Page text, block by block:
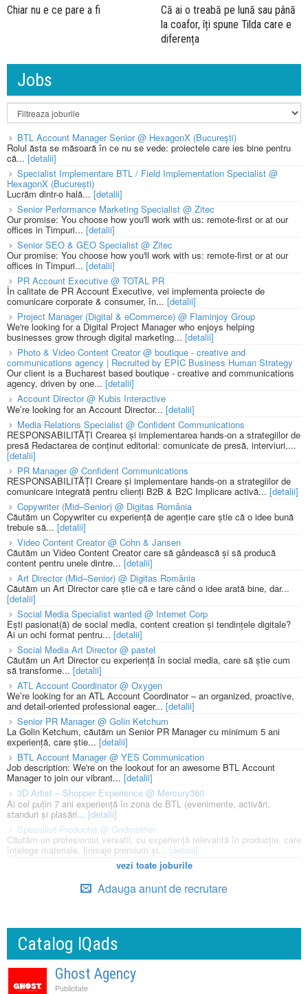
Chiar nu e ce pare a fi
Că ai o treabă pe lună sau până
la coafor, îți spune Tilda care e
diferența
Jobs
BTL Account Manager Senior @ HexagonX (București)
Rolul ăsta se măsoară în ce nu se vede: proiectele care ies bine pentru
că... [detalii]
Specialist Implementare BTL / Field Implementation Specialist @
HexagonX (București)
Lucrăm dintr-o hală...[detalii]
Senior Performance Marketing Specialist @ Zitec
Our promise: You choose how you'll work with us: remote-first or at our
offices in Timpuri... [detalii]
Senior SEO & GEO Specialist @ Zitec
Our promise: You choose how you'll work with us: remote-first or at our
offices in Timpuri... [detalii]
PR Account Executive @ TOTAL PR
În calitate de PR Account Executive, vei implementa proiecte de
comunicare corporate & consumer, în... [detalii]
Project Manager (Digital & eCommerce) @ Flaminjoy Group
We're looking for a Digital Project Manager who enjoys helping
businesses grow through digital marketing... [detalii]
Photo & Video Content Creator @ boutique - creative and
communications agency | Recruited by EPIC Business Human Strategy
Our client is a Bucharest based boutique - creative and communications
agency, driven by one... [detalii]
Account Director @ Kubis Interactive
We’re looking for an Account Director... [detalii]
Media Relations Specialist @ Confident Communications
RESPONSABILITĂȚI Crearea și implementarea hands-on a strategiilor de
presă Redactarea de conținut editorial: comunicate de presă, interviuri,...
[detalii]
PR Manager @ Confident Communications
RESPONSABILITĂȚI Creare și implementare hands-on a strategiilor de
comunicare integrată pentru clienți B2B & B2C Implicare activă... [detalii]
Copywriter (Mid–Senior) @ Digitas România
Căutăm un Copywriter cu experiență de agenție care știe că o idee bună
trebuie să... [detalii]
Video Content Creator @ Cohn & Jansen
Căutăm un Video Content Creator care să gândească și să producă
content pentru unele dintre... [detalii]
Art Director (Mid–Senior) @ Digitas România
Căutăm un Art Director care știe că e tare când o idee arată bine, dar...
[detalii]
Social Media Specialist wanted @ Internet Corp
Ești pasionat(ă) de social media, content creation și tendințele digitale?
Ai un ochi format pentru... [detalii]
Social Media Art Director @ pastel
Căutăm un Art Director cu experiență în social media, care să știe cum
să transforme... [detalii]
ATL Account Coordinator @ Oxygen
We’re looking for an ATL Account Coordinator – an organized, proactive,
and detail-oriented professional eager... [detalii]
Senior PR Manager @ Golin Ketchum
La Golin Ketchum, căutăm un Senior PR Manager cu minimum 5 ani
experiență, care știe... [detalii]
BTL Account Manager @ YES Communication
Job description: We're on the lookout for an awesome BTL Account
Manager to join our vibrant... [detalii]
3D Artist – Shopper Experience @ Mercury360
Ai cel puțin 7 ani experiență în zona de BTL (evenimente, activări,
standuri și plasări...[detalii]
Specialist Productie @ Godmother
Căutăm un profesionist versatil, cu experiență relevantă în producție, care
înțelege materiale, finisaje premium și... [detalii]
vezi toate joburile
Adauga anunt de recrutare
Catalog IQads
Ghost Agency
Publicitate